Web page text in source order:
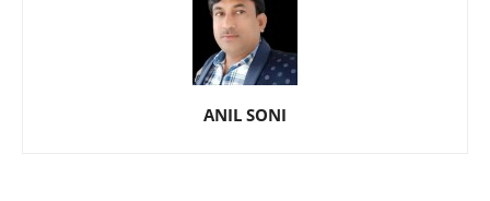
ANIL SONI